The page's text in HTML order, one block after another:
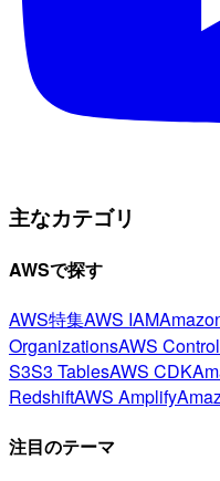
主なカテゴリ
AWSで探す
AWS特集AWS IAM
OrganizationsAWS
S3S3 TablesAWS CDK
RedshiftAWS Amplify
注目のテーマ